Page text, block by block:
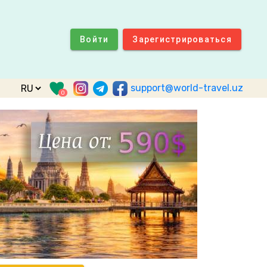
Войти Зарегистрироваться
0 support@world-travel.uz